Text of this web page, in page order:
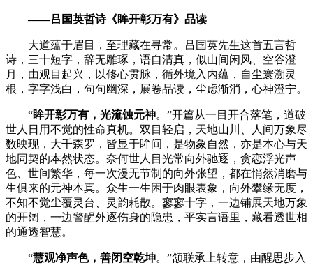
——吕国英哲诗《眸开彰万有》品读
大道蕴于眉目，至理藏在寻常。吕国英先生这首五言哲
诗，三十短字，辞无雕琢，语自清真，似山间闲风、空谷澄
月，由观目起兴，以修心贯脉，循外境入内蕴，自尘寰溯灵
根，字字浅白，句句幽深，展卷品读，尘虑渐消，心神澄宁。
“眸开彰万有，光流蚀元神。 ”开篇从一目开合落笔，道破
世人日用不觉的性命真机。双目轻启，天地山川、人间万象尽
数映现，大千森罗，皆显于眸间，是物象自然，亦是本心与天
地同契的本然状态。奈何世人目光常向外驰逐，贪恋浮光声
色、世间繁华，每一次漫无节制的向外张望，都在悄然消磨与
生俱来的元神本真。众生一生困于肉眼表象，向外攀缘无度，
不知不觉尘覆灵台、灵韵耗散。寥寥十字，一边铺展天地万象
的开阔，一边警醒外逐伤身的隐患，平实言语里，藏看透世相
的通透智慧。
“慧观净声色，善闭空乾坤。 ”颔联承上转意，由醒思步入